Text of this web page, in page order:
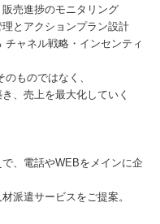
売進捗のモニタリング
とアクションプラン設計
チャネル戦略・インセンティ
ものではなく、
、売上を最大化していく
、電話やWEBをメインに企
派遣サービスをご提案。